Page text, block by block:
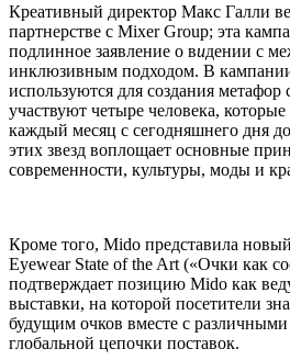
Креативный директор Макс Галли
партнерстве с Mixer Group; эта
подлинное заявление о видении с
инклюзивным подходом. В кампании
используются для создания метафор
участвуют четыре человека, которые
каждый месяц с сегодняшнего дня
этих звезд воплощает основные
современности, культуры, моды и
Кроме того, Mido представила
Eyewear State of the Art («Очки как
подтверждает позицию Mido как
выставки, на которой посетители
будущим очков вместе с различными
глобальной цепочки поставок.